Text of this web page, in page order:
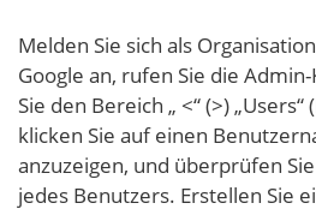
Melden Sie sich als
Google an, rufen Sie die
Sie den Bereich „ <“ (>)
klicken Sie auf einen
anzuzeigen, und überprüfen
jedes Benutzers. Erstellen Sie